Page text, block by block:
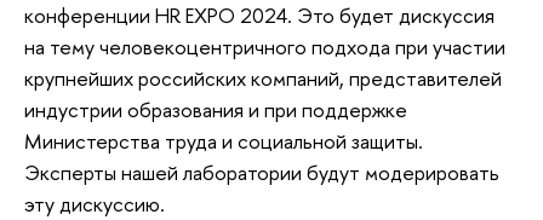
конференции HR EXPO 2024. Это будет дискуссия
на тему человекоцентричного подхода при участии
крупнейших российских компаний, представителей
индустрии образования и при поддержке
Министерства труда и социальной защиты.
Эксперты нашей лаборатории будут модерировать
эту дискуссию.